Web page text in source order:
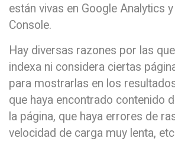
están vivas en Google Analytics
Console.
Hay diversas razones por las
indexa ni considera ciertas
para mostrarlas en los
que haya encontrado contenido
la página, que haya errores de
velocidad de carga muy lenta,